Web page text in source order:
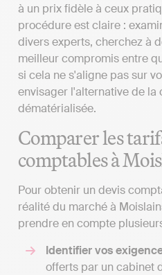
à un prix fidèle à ceux
procédure est claire :
divers experts, cherchez à
meilleur compromis entre
si cela ne s'aligne pas sur
envisager l'alternative de la
dématérialisée.
Comparer les
comptables à
Pour obtenir un devis
réalité du marché à
prendre en compte
Identifier vos
offerts par un cabinet